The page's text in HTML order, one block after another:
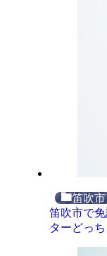
笛吹市
笛吹市で
ターどっち